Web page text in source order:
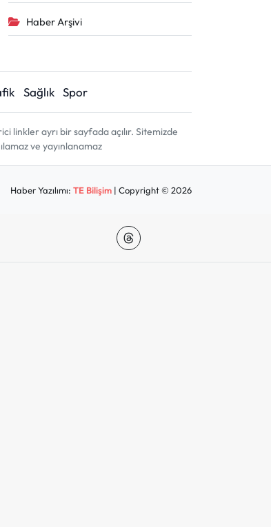
Haber Arşivi
Sağlık Spor
linkler ayrı bir sayfada açılır. Sitemizde
ve yayınlanamaz
Haber Yazılımı:TE Bilişim | Copyright © 2026